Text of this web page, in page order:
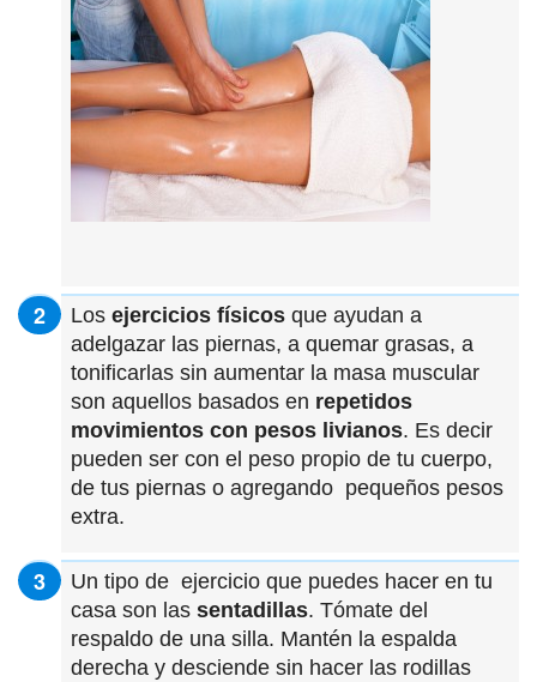
Los ejercicios físicos que ayudan a
adelgazar las piernas, a quemar grasas, a
tonificarlas sin aumentar la masa muscular
son aquellos basados en repetidos
movimientos con pesos livianos. Es decir
pueden ser con el peso propio de tu cuerpo,
de tus piernas o agregando pequeños pesos
extra.
Un tipo de ejercicio que puedes hacer en tu
casa son las sentadillas. Tómate del
respaldo de una silla. Mantén la espalda
derecha y desciende sin hacer las rodillas